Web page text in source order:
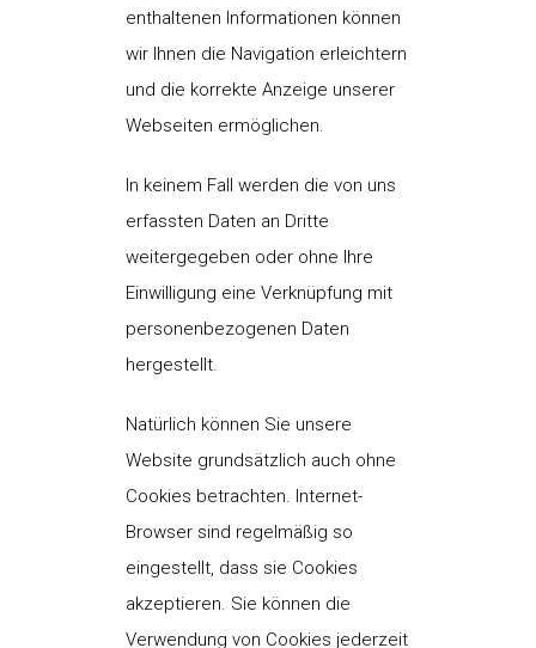
enthaltenen Informationen können
wir Ihnen die Navigation erleichtern
und die korrekte Anzeige unserer
Webseiten ermöglichen.
In keinem Fall werden die von uns
erfassten Daten an Dritte
weitergegeben oder ohne Ihre
Einwilligung eine Verknüpfung mit
personenbezogenen Daten
hergestellt.
Natürlich können Sie unsere
Website grundsätzlich auch ohne
Cookies betrachten. Internet-
Browser sind regelmäßig so
eingestellt, dass sie Cookies
akzeptieren. Sie können die
Verwendung von Cookies jederzeit